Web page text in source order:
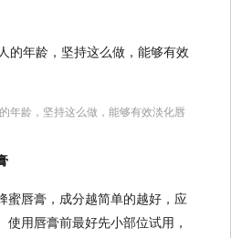
年龄，坚持这么做，能够有效淡化唇
蜜唇膏，成分越简单的越好，应
用唇膏前最好先小部位试用，